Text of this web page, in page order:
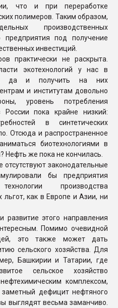
что и при переработке
полимеров. Таким образом,
производственных
предприятия под получение
инвестиций.
практически не раскрыта.
экотехнологий у нас в
да и получить на них
и институтам довольно
уровень потребления
России пока крайне низкий:
в синтетических
Отсюда и распространенное
биотехнологиями в
же пока не кончилась.
отсутствуют законодательные
бы предприятия
производства
как в Европе и Азии, ни
этого направления
Помимо очевидной
это также может дать
сельского хозяйства. Для
Башкирии и Татарии, где
сельское хозяйство
комплексом,
дефицит нефтяного
выглядят весьма заманчиво.